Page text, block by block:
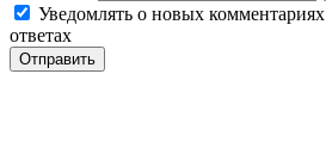
Уведомлять о новых комментариях
ответах
Отправить